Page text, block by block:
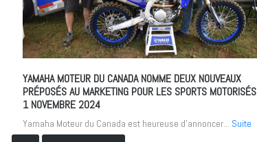
YAMAHA MOTEUR DU CANADA NOMME DEUX NOUVEAUX
PRÉPOSÉS AU MARKETING POUR LES SPORTS MOTORISÉS
1 NOVEMBRE 2024
Yamaha Moteur du Canada est heureuse d’annoncer... Suite